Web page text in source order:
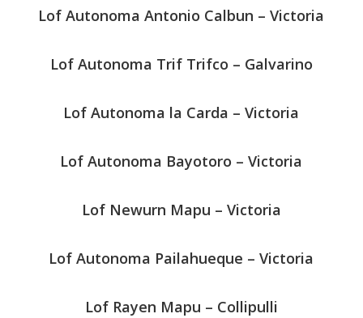
Lof Autonoma Antonio Calbun – Victoria
Lof Autonoma Trif Trifco – Galvarino
Lof Autonoma la Carda – Victoria
Lof Autonoma Bayotoro – Victoria
Lof Newurn Mapu – Victoria
Lof Autonoma Pailahueque – Victoria
Lof Rayen Mapu – Collipulli